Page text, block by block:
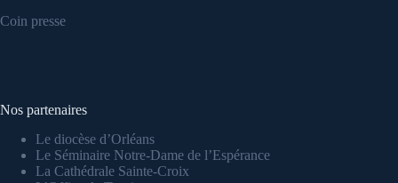
Coin presse
Nos partenaires
Le diocèse d’Orléans
Le Séminaire Notre-Dame de l’Espérance
La Cathédrale Sainte-Croix